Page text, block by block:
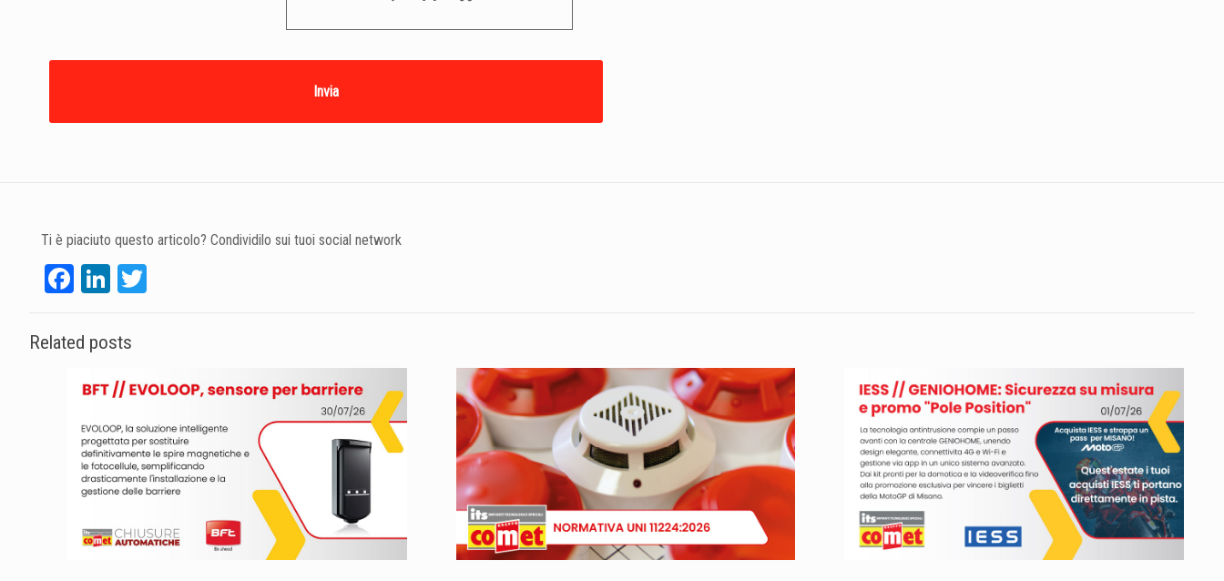
Ti è piaciuto questo articolo? Condividilo sui tuoi social network
Facebook
LinkedIn
Twitter
Related posts